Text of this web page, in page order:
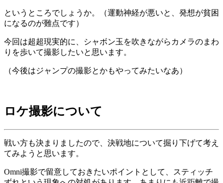
というところでしょうか。（運動神経が悪いと、発想が貧困
になるのが難点です）
今回は超超現実的に、シャボン玉を吹きながらカメラのまわ
りを歩いて撮影したいと思います。
（今後はジャンプの撮影とかもやってみたいなあ）
ロケ撮影について
戦い方も決まりましたので、決戦地について掘り下げて考え
てみようと思います。
Omni撮影で留意しておきたいポイントとして、スティッチ